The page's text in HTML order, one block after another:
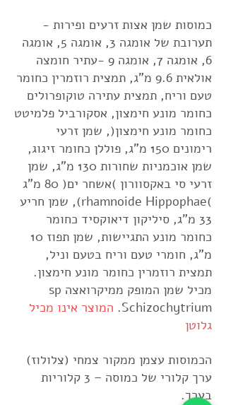
​כמוסות שמן אצות זרעים ופירות -
תערובת של אומגה 3, אומגה 5, אומגה
6, אומגה 7, אומגה 9 -עתיר חומצה
אולאית 9.6 מ"ג, תמצית רוזמרין כחומר
טעם וריח, תמצית עתירה טוקופרולים
כחומר מונע חימצון, אסקורביל פלמיטט
כחומר מונע חימצון(, שמן זרעי
רימונים 150 מ"ג, פוללן כחומר זיגוג,
שמן אוכמניות שחורות 130 מ"ג, שמן
זרעי סי באקסוורון )אשחר ים( 80 מ"ג
)rhamnoide Hippophae), שמן חריע
33 מ"ג, סיליקון דיאוקסיד כחומר
כחומר מונע התגיישות, שמן תפוז 10
מ"ג, חומרי טעם וריח בטעם וניל,
תמצית רוזמרין כחומר מונע חימצון.
מכיל שמן המופק ממיקרואצה sp
Schizochytrium. המוצר אינו מכיל
גלוטן
הכמוסות עצמן ממקור צמחי (צלולוז)
ערך קלורי של כמוסה – 3 קלוריות
בערך.